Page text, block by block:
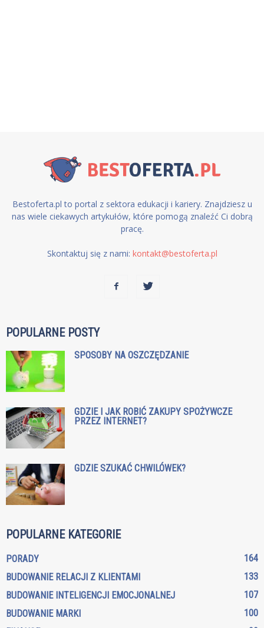
Bestoferta.pl to portal z sektora edukacji i kariery. Znajdziesz u
nas wiele ciekawych artykułów, które pomogą znaleźć Ci dobrą
pracę.
Skontaktuj się z nami: kontakt@bestoferta.pl
POPULARNE POSTY
SPOSOBY NA OSZCZĘDZANIE
GDZIE I JAK ROBIĆ ZAKUPY SPOŻYWCZE
PRZEZ INTERNET?
GDZIE SZUKAĆ CHWILÓWEK?
POPULARNE KATEGORIE
PORADY
164
BUDOWANIE RELACJI Z KLIENTAMI
133
BUDOWANIE INTELIGENCJI EMOCJONALNEJ
107
BUDOWANIE MARKI
100